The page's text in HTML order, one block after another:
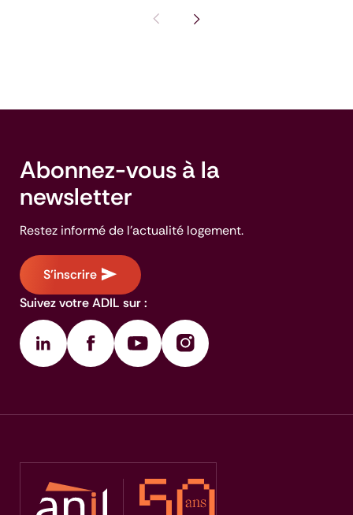
Pas de diapositive précédente :
Voir la diapositive
Abonnez-vous à la
newsletter
Restez informé de l'actualité logement.
S'inscrire
Suivez votre ADIL sur :